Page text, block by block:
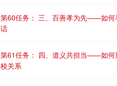
第60任务： 三、百善孝为先——如何
话
第61任务： 四、道义共担当——如何
校关系